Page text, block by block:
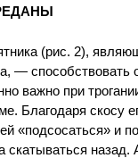
(рис. 2),
— способствовать
важно при
Благодаря скосу
«подсосаться» и
скатываться назад.